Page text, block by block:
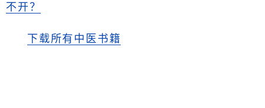
不开？
下载所有中医书籍